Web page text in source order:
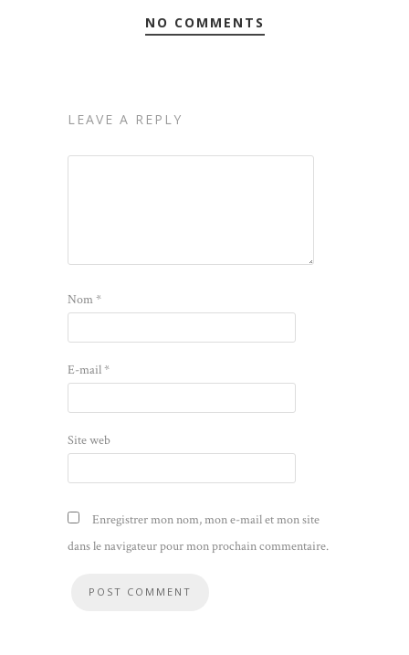
NO COMMENTS
LEAVE A REPLY
Nom*
E-mail*
Site web
Enregistrer mon nom, mon e-mail et mon site
dans le navigateur pour mon prochain commentaire.